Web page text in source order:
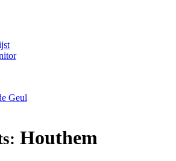
Geul
Houthem